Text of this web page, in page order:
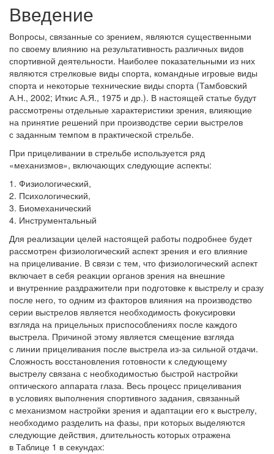
Введение
Вопросы, связанные со зрением, являются существенными
по своему влиянию на результативность различных видов
спортивной деятельности. Наиболее показательными из них
являются стрелковые виды спорта, командные игровые виды
спорта и некоторые технические виды спорта (Тамбовский
А.Н., 2002; Иткис А.Я., 1975 и др.). В настоящей статье будут
рассмотрены отдельные характеристики зрения, влияющие
на принятие решений при производстве серии выстрелов
с заданным темпом в практической стрельбе.
При прицеливании в стрельбе используется ряд
«механизмов», включающих следующие аспекты:
Физиологический,
Психологический,
Биомеханический
Инструментальный
Для реализации целей настоящей работы подробнее будет
рассмотрен физиологический аспект зрения и его влияние
на прицеливание. В связи с тем, что физиологический аспект
включает в себя реакции органов зрения на внешние
и внутренние раздражители при подготовке к выстрелу и сразу
после него, то одним из факторов влияния на производство
серии выстрелов является необходимость фокусировки
взгляда на прицельных приспособлениях после каждого
выстрела. Причиной этому является смещение взгляда
с линии прицеливания после выстрела из-за сильной отдачи.
Сложность восстановления готовности к следующему
выстрелу связана с необходимостью быстрой настройки
оптического аппарата глаза. Весь процесс прицеливания
в условиях выполнения спортивного задания, связанный
с механизмом настройки зрения и адаптации его к выстрелу,
необходимо разделить на фазы, при которых выделяются
следующие действия, длительность которых отражена
в Таблице 1 в секундах: